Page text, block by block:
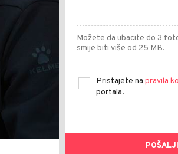
Možete da ubacite do 3
smije biti više od 25 MB.
Pristajete na pravila
portala.
POŠALJI